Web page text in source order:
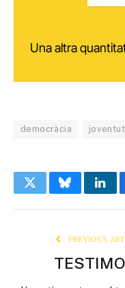
Una altra
democràcia joventut
TwitterBluesky
PREVIOUS